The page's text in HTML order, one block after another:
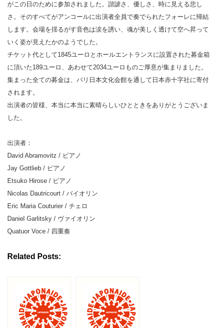
がこの日のために参加されました。諧謔さ、優しさ、時に見える悲し
さ。そのすべてがアンコールに出演者全員で奏でられたフォーレに帰結
します。会場を揺るがす音色は涙を誘い、魂が美しく透けて空へ昇って
いく姿が見えたかのようでした。
チケット代として1845ユーロとホールエントランスに設置された募金箱
に頂いた189ユーロ、あわせて2034ユーロものご厚意が集まりました。
集まった全ての募金は、パリ日本文化会館を通して日本赤十字社に寄付
されます。
出演者の皆様、本当に本当に素晴らしいひとときをありがとうございま
した。
出演者：
David Abramovitz / ピアノ
Jay Gottlieb / ピアノ
Etsuko Hirose / ピアノ
Nicolas Dautricourt / バイオリン
Eric Maria Couturier / チェロ
Daniel Garlitsky / ヴァイオリン
Quatuor Voce / 四重奏
Related Posts: